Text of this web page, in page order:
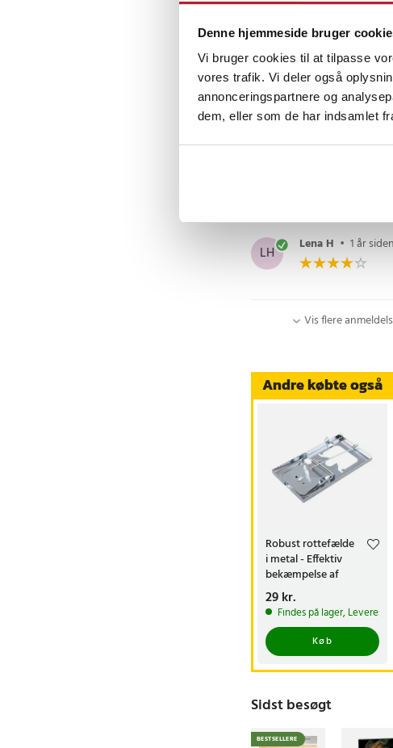
Denne hjemmeside bruger
Vi bruger cookies til at tilpasse
vores trafik. Vi deler også
annonceringspartnere og
dem, eller som de har indsamlet
IO inger O •1 år
Flyver lidt dårligt
LH Lena H • 1 år siden
Vis flere
Andre købte også
Robust rottefælde
i metal - Effektiv
bekæmpelse af
rotter/mus
Pris:29 kr.
29 kr.
Findes på lager, Leveres
Køb
Sidst besøgt
BESTSELLERE